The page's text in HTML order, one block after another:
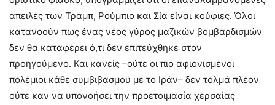
απειλές των Τραμπ, Ρούμπιο και Σία είναι κούφιες. Όλοι
κατανοούν πως ένας νέος γύρος μαζικών βομβαρδισμών
δεν θα καταφέρει ό,τι δεν επιτεύχθηκε στον
προηγούμενο. Και κανείς –ούτε οι πιο αφιονισμένοι
πολέμιοι κάθε συμβιβασμού με το Ιράν– δεν τολμά πλέον
ούτε καν να υπονοήσει την προετοιμασία χερσαίας